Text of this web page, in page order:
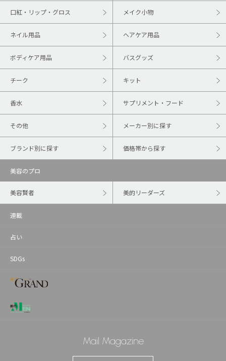
口紅・リップ・グロス メイク小物
ネイル用品 ヘアケア用品
ボディケア用品 バスグッズ
チーク キット
香水 サプリメント・フード
その他 メーカー別に探す
ブランド別に探す 価格帯から探す
美容のプロ
美容賢者 美的リーダーズ
連載
占い
SDGs
Mail Magazine